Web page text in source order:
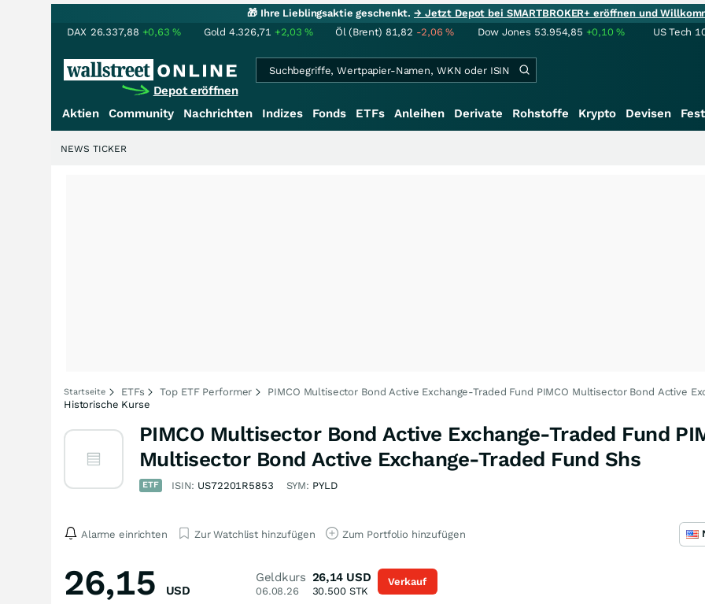
🎁 Ihre Lieblingsaktie geschenkt.→ Jetzt Depot bei SMARTBROKER+ eröffnen und
DAX 26.337,88 +0,63% Gold 4.326,71 +2,03% Öl (Brent) 81,82 -2,06% Dow Jones 53.954,85 +0,10% US Tech
Depot eröffnen
Aktien Community Nachrichten Indizes Fonds ETFs Anleihen Derivate Rohstoffe Krypto Devisen
NEWS TICKER
Startseite ETFs Top ETF Performer
PIMCO Multisector Bond Active Exchange-Traded Fund PIMCO Multisector Bond Active
Historische Kurse
PIMCO Multisector Bond Active Exchange-Traded Fund
Multisector Bond Active Exchange-Traded Fund Shs
ETF ISIN: US72201R5853 SYM: PYLD
Alarme einrichten Zur Watchlist hinzufügen Zum Portfolio hinzufügen
26,15 USD
Geldkurs
06.08.26
26,14 USD
30.500STK
Verkauf